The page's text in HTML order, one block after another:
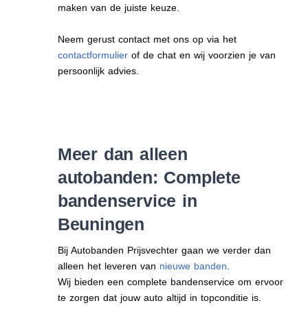
maken van de juiste keuze.
Neem gerust contact met ons op via het
contactformulierof de chat en wij voorzien je van
persoonlijk advies.
Meer dan alleen
autobanden: Complete
bandenservice in
Beuningen
Bij Autobanden Prijsvechter gaan we verder dan
alleen het leveren van nieuwe banden.
Wij bieden een complete bandenservice om ervoor
te zorgen dat jouw auto altijd in topconditie is.